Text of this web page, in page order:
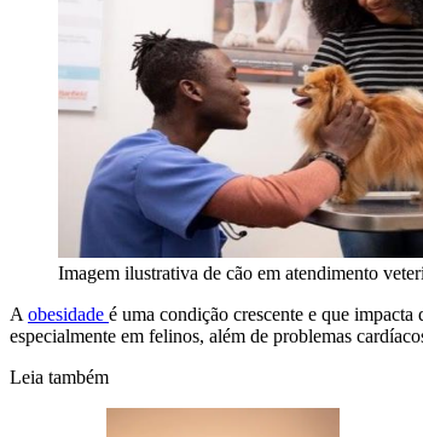
Imagem ilustrativa de cão em atendimento
A obesidade é uma condição crescente e que
especialmente em felinos, além de problemas
Leia também